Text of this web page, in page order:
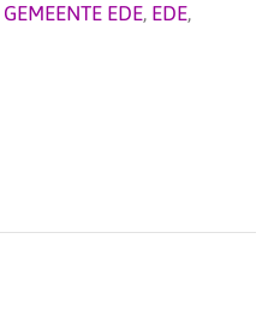
GEMEENTE EDE, EDE,